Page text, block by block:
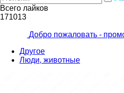
Всего лайков
171013
Добро пожаловать -
Другое
Люди, животные